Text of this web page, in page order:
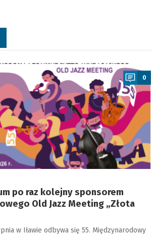
0
po raz kolejny sponsorem
Old Jazz Meeting „Złota
w Iławie odbywa się 55. Międzynarodowy